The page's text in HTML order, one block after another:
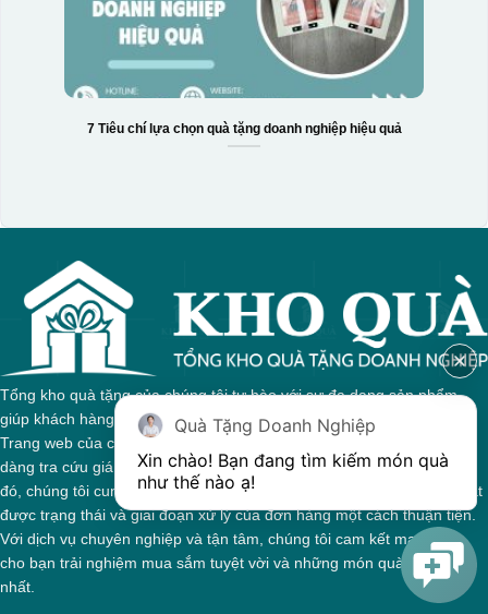
7 Tiêu chí lựa chọn quà tặng doanh nghiệp hiệu quả
Tổng kho quà tặng của chúng tôi tự hào với sự đa dạng sản phẩm,
giúp khách hàng dễ dàng tìm kiếm quà tặng phù hợp cho mọi dịp.
Trang web của chúng tôi được thiết kế trực quan, cho phép bạn dễ
dàng tra cứu giá cả và thông tin chi tiết về từng sản phẩm. Bên cạnh
đó, chúng tôi cung cấp hệ thống theo dõi đơn hàng, giúp bạn nắm bắt
được trạng thái và giai đoạn xử lý của đơn hàng một cách thuận tiện.
Với dịch vụ chuyên nghiệp và tận tâm, chúng tôi cam kết mang đến
cho bạn trải nghiệm mua sắm tuyệt vời và những món quà ý nghĩa
nhất.
Quà Tặng Doanh Nghiệp
Xin chào! Bạn đang tìm kiếm món quà
như thế nào ạ!